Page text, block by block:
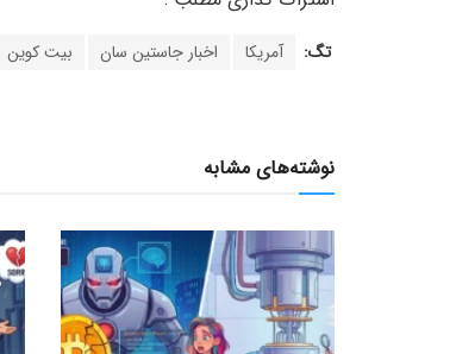
تگ: آمریکا اخبار جاستین سان بیت کوین
نوشته‌های مشابه